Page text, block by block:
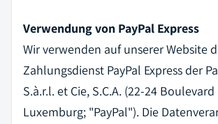
Verwendung von PayPal Express
Wir verwenden auf unserer Website
Zahlungsdienst PayPal Express der
S.à.r.l. et Cie, S.C.A. (22-24
Luxemburg; "PayPal"). Die